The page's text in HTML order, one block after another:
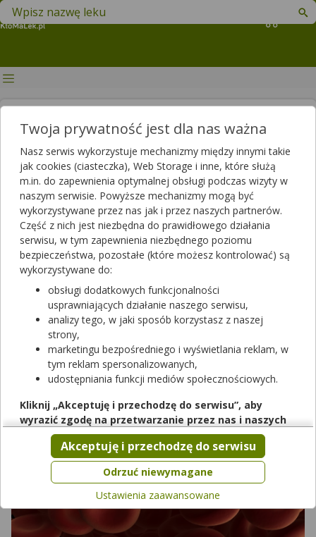
Koszyk
Znajdź lek w swojej okolicy
Transferyna – czym jest,
badanie, normy, interpretacja
wyników
Publikacja: 2021-11-10 16:39 Aktualizacja: 2023-12-06 11:23
metod kontroli stanu zdrowia. W zależności od zgłaszanych
przez pacjenta dolegliwości i zaburzeń, lekarz zleca szereg
badań pozwalających na potwierdzenie lub wykluczenia danej
diagnozy. Wśród licznych testów morfologicznych może się
znaleźć badanie transferyny. Kiedy zostaje zlecone? Jaka jest
norma poziomu transferyny oraz co oznacza jej nadmiar lub
niedobór?
Autor
Artykuł rekomendowany przez:
magister farmacji Bartłomiej Łuczyński
Twoja prywatność jest dla nas ważna
Nasz serwis wykorzystuje mechanizmy między innymi takie
jak cookies (ciasteczka), Web Storage i inne, które służą
m.in. do zapewnienia optymalnej obsługi podczas wizyty w
naszym serwisie. Powyższe mechanizmy mogą być
wykorzystywane przez nas jak i przez naszych partnerów.
Część z nich jest niezbędna do prawidłowego działania
serwisu, w tym zapewnienia niezbędnego poziomu
bezpieczeństwa, pozostałe (które możesz kontrolować) są
wykorzystywane do:
obsługi dodatkowych funkcjonalności
usprawniających działanie naszego serwisu,
analizy tego, w jaki sposób korzystasz z naszej
strony,
marketingu bezpośredniego i wyświetlania reklam, w
tym reklam spersonalizowanych,
udostępniania funkcji mediów społecznościowych.
Kliknij „Akceptuję i przechodzę do serwisu”, aby
wyrazić zgodę na przetwarzanie przez nas i naszych
partnerów Twoich danych w powyższych celach.
Pamiętaj, że wyrażenie zgody jest dobrowolne, a wyrażoną
zgodę możesz w każdej chwili cofnąć, możesz też wycofać
zgodę na przetwarzanie Twoich danych tylko w niektórych
celach. Jeżeli chcesz dowiedzieć się więcej lub chcesz
przeprowadzić konfigurację szczegółową, to możesz tego
dokonać za pomocą „Ustawień zaawansowanych”.
Odrzuć niewymagane
Akceptuję i przechodzę do serwisu
Ustawienia zaawansowane